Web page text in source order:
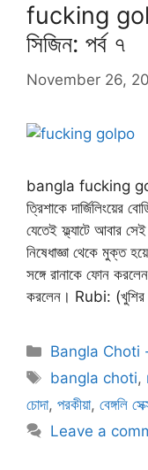
fucking
সিজিন: পর্ব ৭
November 26,
bangla fucking
ত্রিশাকে দার্জিলিংয়ের
যেতেই ফ্ল্যাটে আবার
নিষেধাজ্ঞা থেকে মুক্ত
সঙ্গে রানাকে ফোন
করলেন। Rubi: (খুশির
Categories
Bangla Choti -
Tags
bangla choti,
চোদা, পরকীয়া, বেঙ্গলি
Leave a